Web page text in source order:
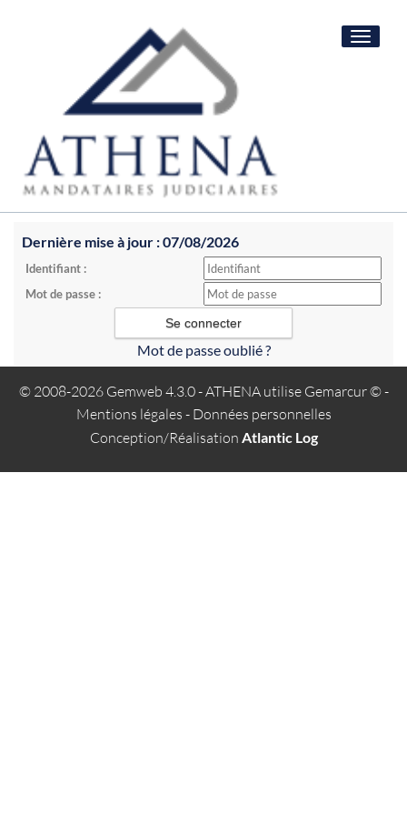
Toggle
Dernière mise à jour : 07/08/2026
Identifiant :
Mot de passe :
Mot de passe oublié ?
© 2008-2026 Gemweb 4.3.0- ATHENA utilise Gemarcur ©-
Mentions légales - Données personnelles
Conception/Réalisation Atlantic Log